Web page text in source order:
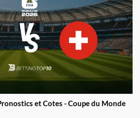
et Cotes - Coupe du Monde